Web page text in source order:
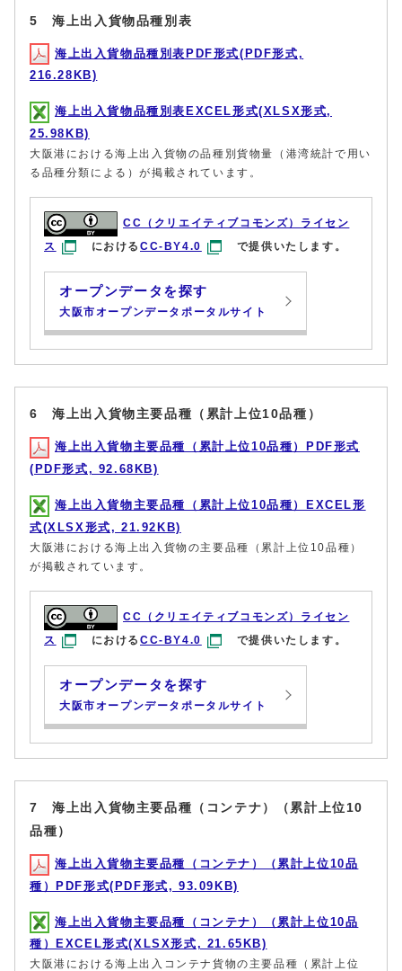
5 海上出入貨物品種別表
海上出入貨物品種別表PDF形式(PDF形式,
216.28KB)
海上出入貨物品種別表EXCEL形式(XLSX形式,
25.98KB)
大阪港における海上出入貨物の品種別貨物量（港湾統計で用い
る品種分類による）が掲載されています。
CC（クリエイティブコモンズ）ライセン
ス
におけるCC-BY4.0 で提供いたします。
オープンデータを探す
大阪市オープンデータポータルサイト
6 海上出入貨物主要品種（累計上位10品種）
海上出入貨物主要品種（累計上位10品種）PDF形式
(PDF形式, 92.68KB)
海上出入貨物主要品種（累計上位10品種）EXCEL形
式(XLSX形式, 21.92KB)
大阪港における海上出入貨物の主要品種（累計上位10品種）
が掲載されています。
CC（クリエイティブコモンズ）ライセン
ス
におけるCC-BY4.0 で提供いたします。
オープンデータを探す
大阪市オープンデータポータルサイト
7 海上出入貨物主要品種（コンテナ）（累計上位10
品種）
海上出入貨物主要品種（コンテナ）（累計上位10品
種）PDF形式(PDF形式, 93.09KB)
海上出入貨物主要品種（コンテナ）（累計上位10品
種）EXCEL形式(XLSX形式, 21.65KB)
大阪港における海上出入コンテナ貨物の主要品種（累計上位